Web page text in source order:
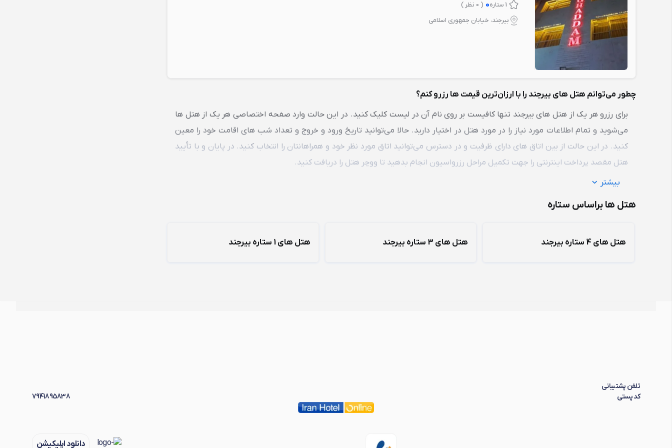
1 ستاره 0 ( 0 نظر )
بیرجند، خیابان جمهوری اسلامی
چطور می‌توانم هتل های بیرجند را با ارزان‌ترین قیمت ها رزرو کنم؟
برای رزرو هر یک از هتل های بیرجند تنها کافیست بر روی نام آن در لیست کلیک کنید. در این حالت وارد صفحه اختصاصی هر یک از هتل ها
می‌شوید و تمام اطلاعات مورد نیاز را در مورد هتل در اختیار دارید. حالا می‌توانید تاریخ ورود و خروج و تعداد شب های اقامت خود را معین
کنید. در این حالت از بین اتاق های دارای ظرفیت و در دسترس می‌توانید اتاق مورد نظر خود و همراهانتان را انتخاب کنید. در پایان و با تأیید
هتل مقصد پرداخت اینترنتی را جهت تکمیل مراحل رزرواسیون انجام بدهید تا ووچر هتل را دریافت کنید.
بیشتر
هتل ها براساس ستاره
هتل های 4 ستاره بیرجند هتل های 3 ستاره بیرجند هتل های 1 ستاره بیرجند
تلفن پشتیبانی
کد پستی
7941895838
دانلود اپلیکیشن